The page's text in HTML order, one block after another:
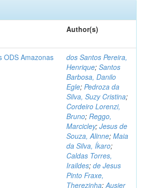
Author(s)
ODS Amazonas
dos Santos Pereira,
Henrique; Santos
Barbosa, Danilo
Egle; Pedroza da
Silva, Suzy Cristina;
Cordeiro Lorenzi,
Bruno; Reggo,
Marcicley; Jesus de
Souza, Alinne; Maia
da Silva, Íkaro;
Caldas Torres,
Iraildes; de Jesus
Pinto Fraxe,
Therezinha;Ausier